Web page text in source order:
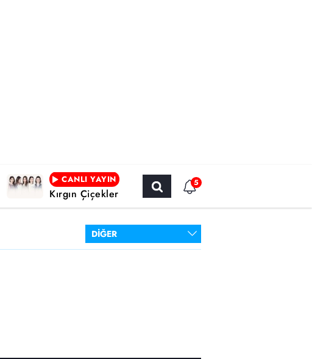
CANLI YAYIN
Kırgın Çiçekler
5